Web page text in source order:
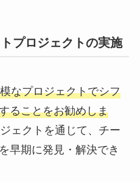
プロジェクトの実施
なプロジェクトでシフ
ることをお勧めしま
ェクトを通じて、チー
早期に発見・解決でき